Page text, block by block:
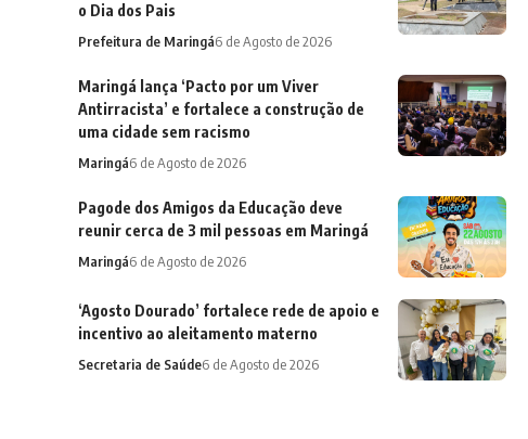
o Dia dos Pais
Prefeitura de Maringá6 de Agosto de 2026
Maringá lança ‘Pacto por um Viver
Antirracista’ e fortalece a construção de
uma cidade sem racismo
Maringá6 de Agosto de 2026
Pagode dos Amigos da Educação deve
reunir cerca de 3 mil pessoas em Maringá
Maringá6 de Agosto de 2026
‘Agosto Dourado’ fortalece rede de apoio e
incentivo ao aleitamento materno
Secretaria de Saúde6 de Agosto de 2026